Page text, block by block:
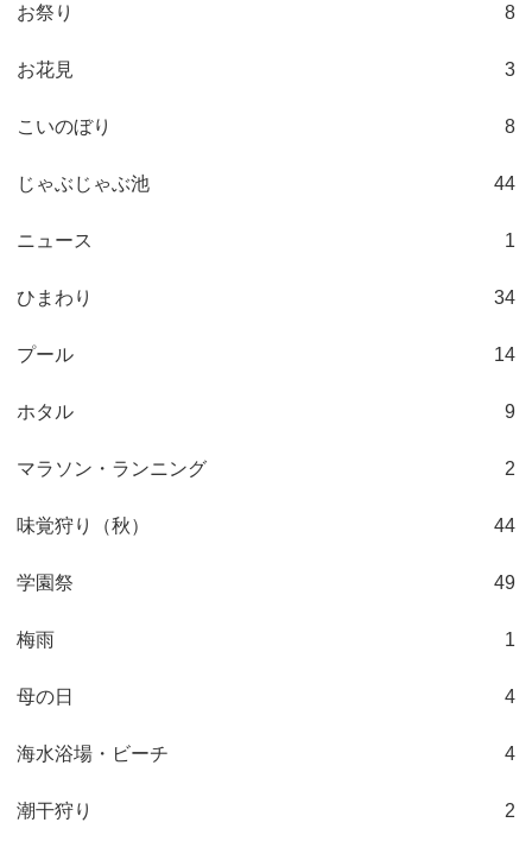
お祭り 8
お花見 3
こいのぼり 8
じゃぶじゃぶ池 44
ニュース 1
ひまわり 34
プール 14
ホタル 9
マラソン・ランニング 2
味覚狩り（秋） 44
学園祭 49
梅雨 1
母の日 4
海水浴場・ビーチ 4
潮干狩り 2